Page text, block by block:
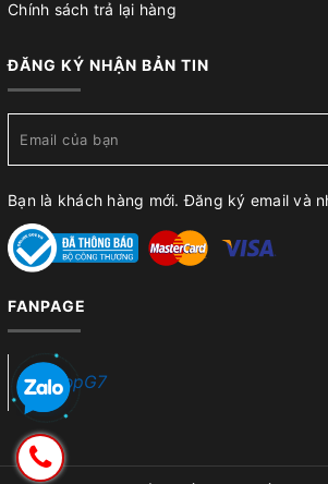
Chính sách trả lại hàng
ĐĂNG KÝ NHẬN BẢN TIN
Bạn là khách hàng mới. Đăng ký email và
FANPAGE
ShopG7